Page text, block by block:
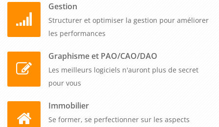
Gestion
Structurer et optimiser la gestion pour améliorer
les performances
Graphisme et PAO/CAO/DAO
Les meilleurs logiciels n'auront plus de secret
pour vous
Immobilier
Se former, se perfectionner sur les aspects